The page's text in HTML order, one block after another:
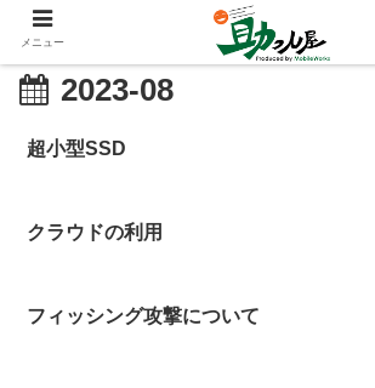
2023-08
超小型SSD
クラウドの利用
フィッシング攻撃について
メニュー